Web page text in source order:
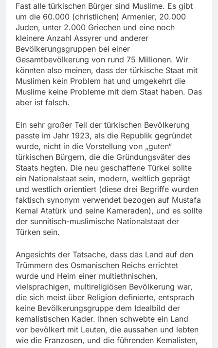
Fast alle türkischen Bürger sind Muslime. Es gibt
um die 60.000 (christlichen) Armenier, 20.000
Juden, unter 2.000 Griechen und eine noch
kleinere Anzahl Assyrer und anderer
Bevölkerungsgruppen bei einer
Gesamtbevölkerung von rund 75 Millionen. Wir
könnten also meinen, dass der türkische Staat mit
Muslimen kein Problem hat und umgekehrt die
Muslime keine Probleme mit dem Staat haben. Das
aber ist falsch.
Ein sehr großer Teil der türkischen Bevölkerung
passte im Jahr 1923, als die Republik gegründet
wurde, nicht in die Vorstellung von „guten“
türkischen Bürgern, die die Gründungsväter des
Staats hegten. Die neu geschaffene Türkei sollte
ein Nationalstaat sein, modern, weltlich geprägt
und westlich orientiert (diese drei Begriffe wurden
faktisch synonym verwendet bezogen auf Mustafa
Kemal Atatürk und seine Kameraden), und es sollte
der sunnitisch-muslimische Nationalstaat der
Türken sein.
Angesichts der Tatsache, dass das Land auf den
Trümmern des Osmanischen Reichs errichtet
wurde und Heim einer multiethnischen,
vielsprachigen, multireligiösen Bevölkerung war,
die sich meist über Religion definierte, entsprach
keine Bevölkerungsgruppe dem Idealbild der
kemalistischen Kader. Ihnen schwebte ein Land
vor bevölkert mit Leuten, die aussahen und lebten
wie die Franzosen, und die führenden Kemalisten,